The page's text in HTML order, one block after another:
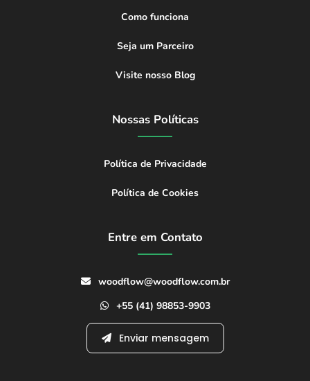
Como funciona
Seja um Parceiro
Visite nosso Blog
Nossas Políticas
Política de Privacidade
Política de Cookies
Entre em Contato
woodflow@woodflow.com.br
+55 (41) 98853-9903
Enviar mensagem